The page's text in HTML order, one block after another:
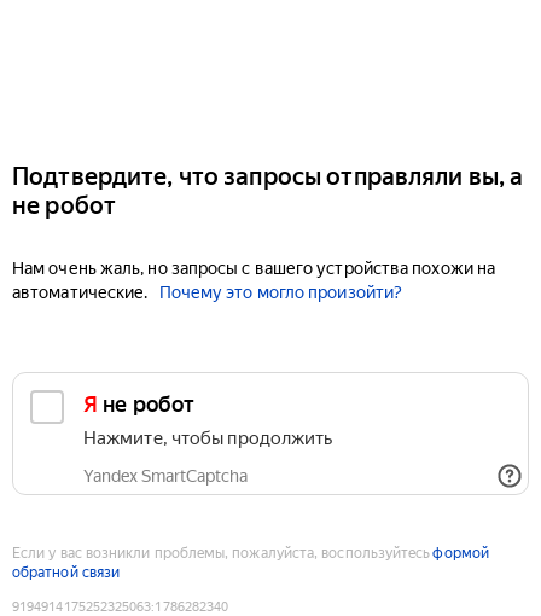
Подтвердите, что запросы отправляли вы, а
не робот
Нам очень жаль, но запросы с вашего устройства похожи на
автоматические.
Почему это могло произойти?
Я не робот
Нажмите, чтобы продолжить
Yandex SmartCaptcha
Если у вас возникли проблемы, пожалуйста, воспользуйтесьформой
обратной связи
9194914175252325063:1786282340